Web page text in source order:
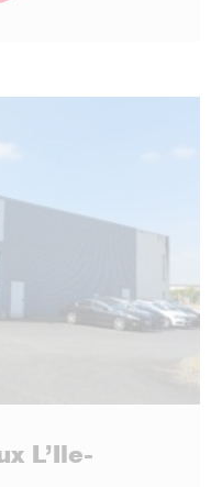
L’Ile-